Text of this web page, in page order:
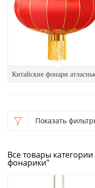
Китайские фонари
Показать
Все товары
фонарики"